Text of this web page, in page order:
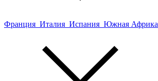
Франция Италия Испания Южная Африка